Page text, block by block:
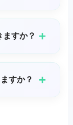
された高度な
歌詞のテキ
聞こえる歌
タイミン
すか？ +
ションと生成
プラン: より
および高度
すか？ +